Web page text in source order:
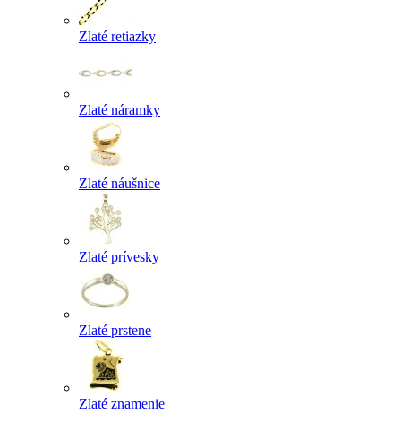
Zlaté retiazky
Zlaté náramky
Zlaté náušnice
Zlaté prívesky
Zlaté prstene
Zlaté znamenie